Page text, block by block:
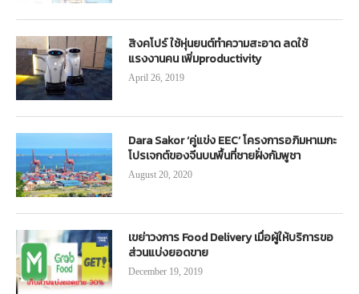
สิงคโปร์ ใช้หุ่นยนต์ทำความสะอาด ลดใช้
แรงงานคน เพิ่มproductivity
April 26, 2019
Dara Sakor ‘คู่แข่ง EEC’ โครงการอภิมหาเมกะ
โปรเจกต์ของจีนบนพื้นที่ชายฝั่งกัมพูชา
August 20, 2020
เขย่าวงการ Food Delivery เมื่อผู้ให้บริการขอ
ส่วนแบ่งยอดขาย
December 19, 2019